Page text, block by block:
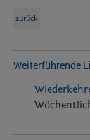
zurück
Weiterführende